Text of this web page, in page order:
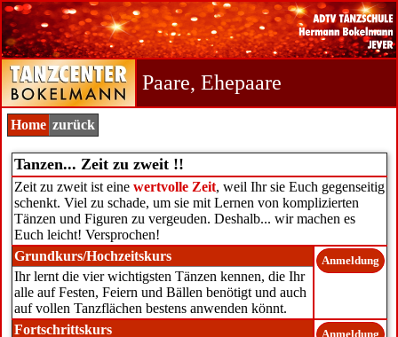
Paare, Ehepaare
Home zurück
Tanzen... Zeit zu zweit !!
Zeit zu zweit ist eine wertvolle Zeit, weil Ihr sie Euch gegenseitig
schenkt. Viel zu schade, um sie mit Lernen von komplizierten
Tänzen und Figuren zu vergeuden. Deshalb... wir machen es
Euch leicht! Versprochen!
Grundkurs/Hochzeitskurs
Anmeldung
Ihr lernt die vier wichtigsten Tänzen kennen, die Ihr
alle auf Festen, Feiern und Bällen benötigt und auch
auf vollen Tanzflächen bestens anwenden könnt.
Fortschrittskurs
Anmeldung